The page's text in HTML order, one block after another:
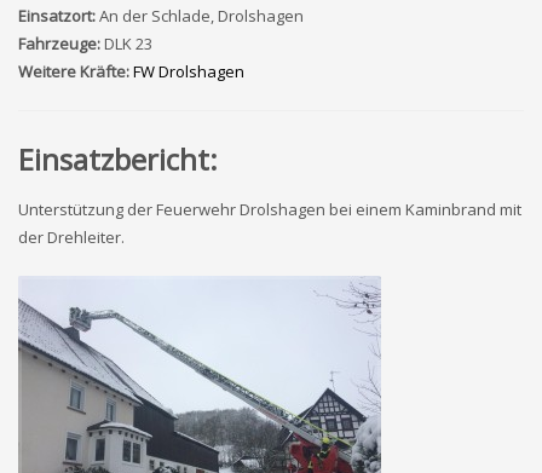
Einsatzort:An der Schlade, Drolshagen
Fahrzeuge:DLK 23
Weitere Kräfte:FW Drolshagen
Einsatzbericht:
Unterstützung der Feuerwehr Drolshagen bei einem Kaminbrand mit
der Drehleiter.